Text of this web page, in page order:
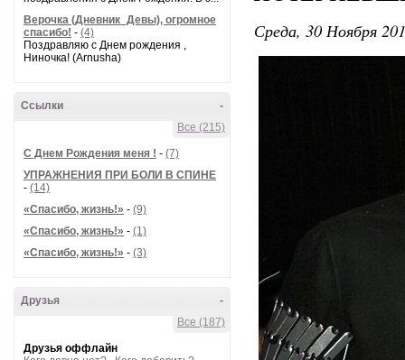
Верочка (Дневник_Девы), огромное
спасибо! - (4)
Поздравляю с Днем рождения ,
Ниночка! (Arnusha)
-
Ссылки
Все (215)
С Днем Рождения меня ! - (7)
УПРАЖНЕНИЯ ПРИ БОЛИ В СПИНЕ
- (14)
«Спасибо, жизнь!» - (9)
«Спасибо, жизнь!» - (1)
«Спасибо, жизнь!» - (3)
-
Друзья
Все (187)
Друзья оффлайн
Среда, 30 Ноября